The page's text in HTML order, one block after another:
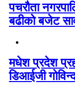
पचरौता
बढीको बजेट
मधेश प्रदेश
डिआईजी